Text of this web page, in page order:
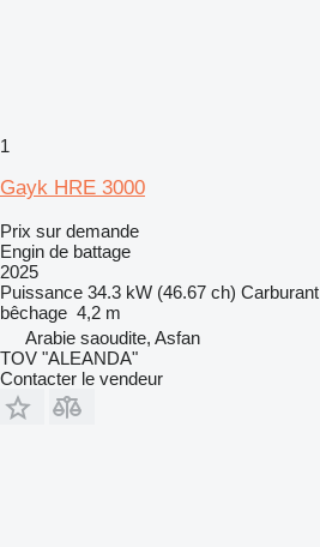
1
Gayk HRE 3000
Prix sur demande
Engin de battage
2025
Puissance 34.3 kW (46.67 ch) Carburant
bêchage 4,2 m
Arabie saoudite, Asfan
TOV "ALEANDA"
Contacter le vendeur